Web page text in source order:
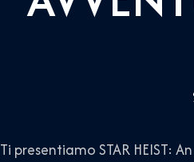
Ti presentiamo STAR HEIST: